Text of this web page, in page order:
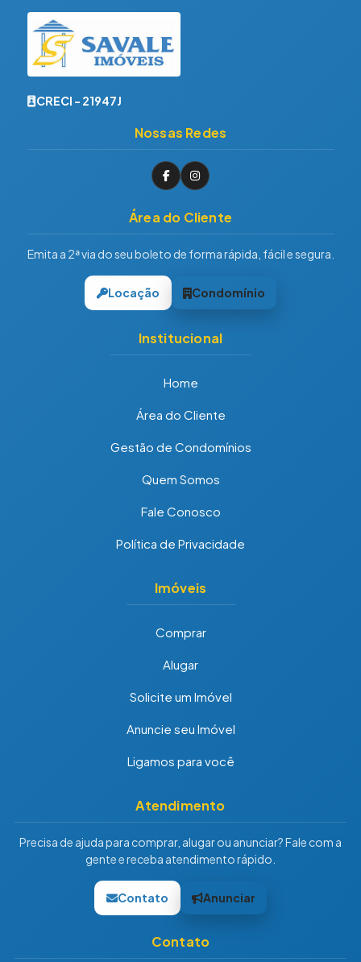
CRECI - 21947J
Nossas Redes
Área do Cliente
Emita a 2ª via do seu boleto de forma rápida, fácil e segura.
Locação Condomínio
Institucional
Home
Área do Cliente
Gestão de Condomínios
Quem Somos
Fale Conosco
Política de Privacidade
Imóveis
Comprar
Alugar
Solicite um Imóvel
Anuncie seu Imóvel
Ligamos para você
Atendimento
Precisa de ajuda para comprar, alugar ou anunciar? Fale com a
gente e receba atendimento rápido.
Contato Anunciar
Contato